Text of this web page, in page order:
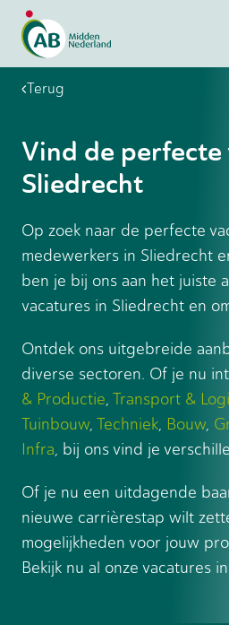
Terug
Vind de perfecte
Sliedrecht
Op zoek naar de perfecte
medewerkers in Sliedrecht
ben je bij ons aan het juiste
vacatures in Sliedrecht en
Ontdek ons uitgebreide
diverse sectoren. Of je nu
& Productie, Transport &
Tuinbouw, Techniek, Bouw,
Infra, bij ons vind je
Of je nu een uitdagende
nieuwe carrièrestap wilt
mogelijkheden voor jouw
Bekijk nu al onze vacatures